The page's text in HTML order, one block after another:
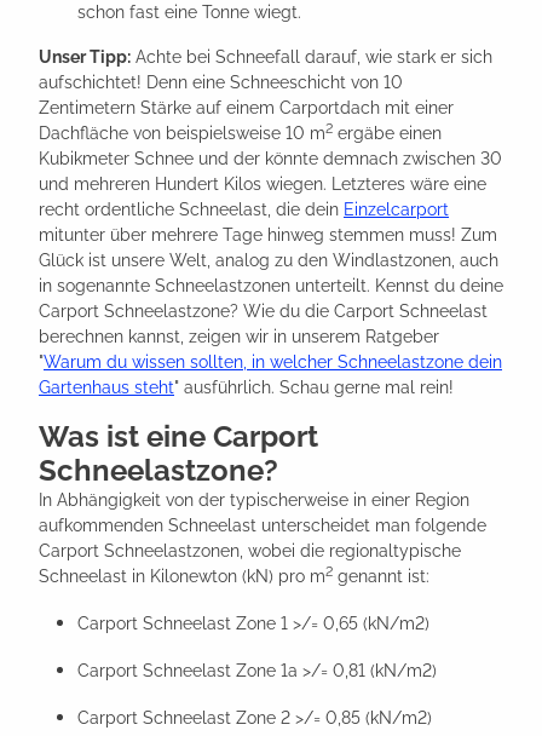
schon fast eine Tonne wiegt.
Unser Tipp: Achte bei Schneefall darauf, wie stark er sich
aufschichtet! Denn eine Schneeschicht von 10
Zentimetern Stärke auf einem Carportdach mit einer
Dachfläche von beispielsweise 10 m2 ergäbe einen
Kubikmeter Schnee und der könnte demnach zwischen 30
und mehreren Hundert Kilos wiegen. Letzteres wäre eine
recht ordentliche Schneelast, die dein Einzelcarport
mitunter über mehrere Tage hinweg stemmen muss! Zum
Glück ist unsere Welt, analog zu den Windlastzonen, auch
in sogenannte Schneelastzonen unterteilt. Kennst du deine
Carport Schneelastzone? Wie du die Carport Schneelast
berechnen kannst, zeigen wir in unserem Ratgeber
"Warum du wissen sollten, in welcher Schneelastzone dein
Gartenhaus steht" ausführlich. Schau gerne mal rein!
Was ist eine Carport
Schneelastzone?
In Abhängigkeit von der typischerweise in einer Region
aufkommenden Schneelast unterscheidet man folgende
Carport Schneelastzonen, wobei die regionaltypische
Schneelast in Kilonewton (kN) pro m2 genannt ist:
Carport Schneelast Zone 1 >/= 0,65 (kN/m2)
Carport Schneelast Zone 1a >/= 0,81 (kN/m2)
Carport Schneelast Zone 2 >/= 0,85 (kN/m2)